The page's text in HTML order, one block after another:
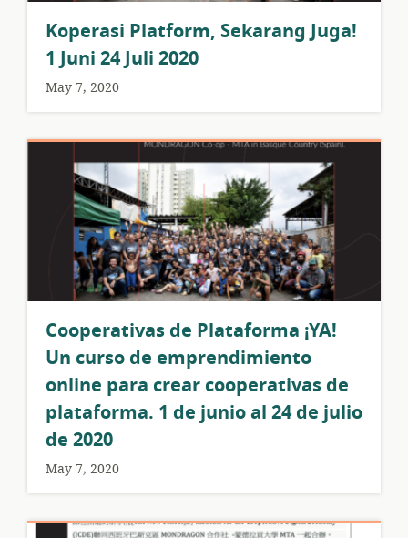
Koperasi Platform, Sekarang Juga!
1 Juni 24 Juli 2020
May 7, 2020
Cooperativas de Plataforma ¡YA!
Un curso de emprendimiento
online para crear cooperativas de
plataforma. 1 de junio al 24 de julio
de 2020
May 7, 2020